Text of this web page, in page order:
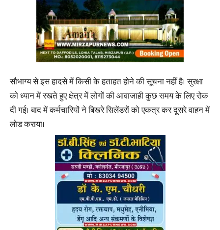
सौभाग्य से इस हादसे में किसी के हताहत होने की सूचना नहीं है। सुरक्षा
को ध्यान में रखते हुए क्षेत्र में लोगों की आवाजाही कुछ समय के लिए रोक
दी गई। बाद में कर्मचारियों ने बिखरे सिलेंडरों को एकत्र कर दूसरे वाहन में
लोड कराया।